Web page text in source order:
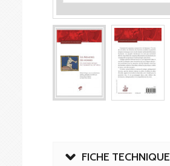
FICHE TECHNIQUE